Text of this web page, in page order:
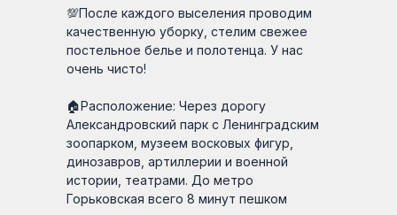
💯После каждого выселения проводим
качественную уборку, стелим свежее
постельное белье и полотенца. У нас
очень чисто!
🏠Расположение: Через дорогу
Александровский парк с Ленинградским
зоопарком, музеем восковых фигур,
динозавров, артиллерии и военной
истории, театрами. До метро
Горьковская всего 8 минут пешком